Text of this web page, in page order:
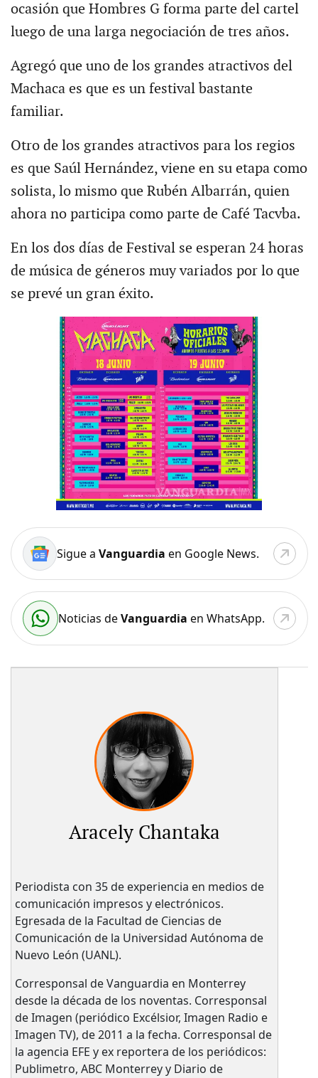
ocasión que Hombres G forma parte del cartel
luego de una larga negociación de tres años.
Agregó que uno de los grandes atractivos del
Machaca es que es un festival bastante
familiar.
Otro de los grandes atractivos para los regios
es que Saúl Hernández, viene en su etapa como
solista, lo mismo que Rubén Albarrán, quien
ahora no participa como parte de Café Tacvba.
En los dos días de Festival se esperan 24 horas
de música de géneros muy variados por lo que
se prevé un gran éxito.
Sigue a Vanguardia en Google News.
Noticias deVanguardia en WhatsApp.
Aracely Chantaka
Periodista con 35 de experiencia en medios de
comunicación impresos y electrónicos.
Egresada de la Facultad de Ciencias de
Comunicación de la Universidad Autónoma de
Nuevo León (UANL).
Corresponsal de Vanguardia en Monterrey
desde la década de los noventas. Corresponsal
de Imagen (periódico Excélsior, Imagen Radio e
Imagen TV), de 2011 a la fecha. Corresponsal de
la agencia EFE y ex reportera de los periódicos:
Publimetro, ABC Monterrey y Diario de